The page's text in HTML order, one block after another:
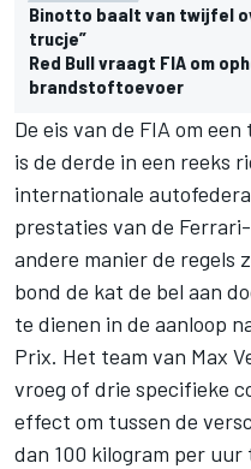
Binotto baalt van twijfel
trucje”
Red Bull vraagt FIA om
brandstoftoevoer
De eis van de FIA om
is de derde in een reeks
internationale
prestaties van de
andere manier de regels
bond de kat de bel aan
te dienen in de aanloop
Prix. Het team van Max
vroeg of drie specifieke
effect om tussen de
dan 100 kilogram per